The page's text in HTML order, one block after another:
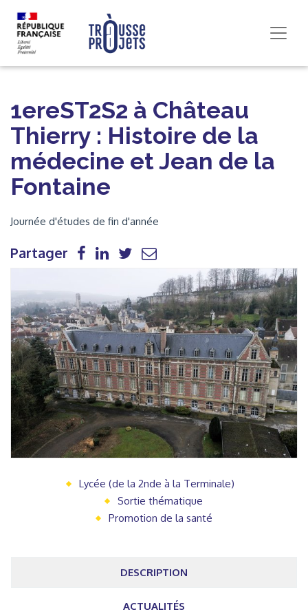
1ereST2S2 à Château
Thierry : Histoire de la
médecine et Jean de la
Fontaine
Journée d'études de fin d'année
Partager
Lycée (de la 2nde à la Terminale)
Sortie thématique
Promotion de la santé
DESCRIPTION
ACTUALITÉS